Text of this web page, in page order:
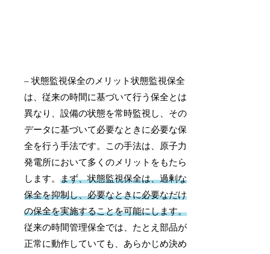
– 状態監視保全のメリット状態監視保全
は、従来の時間に基づいて行う保全とは
異なり、設備の状態を常時監視し、その
データに基づいて必要なときに必要な保
全を行う手法です。この手法は、原子力
発電所において多くのメリットをもたら
します。まず、状態監視保全は、過剰な
保全を抑制し、必要なときに必要なだけ
の保全を実施することを可能にします。
従来の時間管理保全では、たとえ部品が
正常に動作していても、あらかじめ決め